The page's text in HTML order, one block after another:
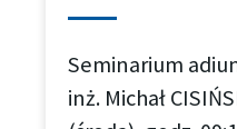
Seminarium
inż. Michał